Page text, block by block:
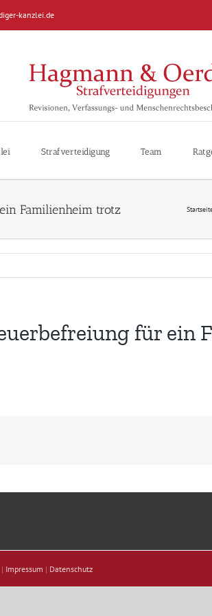
kanzlei.de
Strafverteidigung Team
für ein
Impressum | Datenschutz